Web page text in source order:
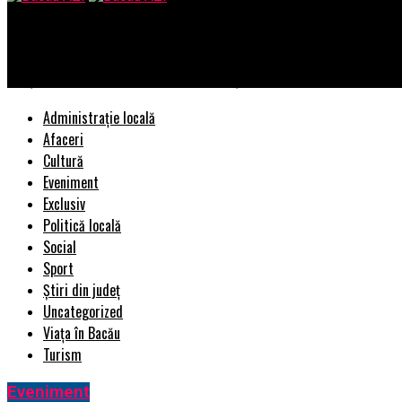
Administrație locală
Afaceri
Cultură
Eveniment
Exclusiv
Politică locală
Social
Sport
Știri din județ
Uncategorized
Viața în Bacău
Turism
Eveniment